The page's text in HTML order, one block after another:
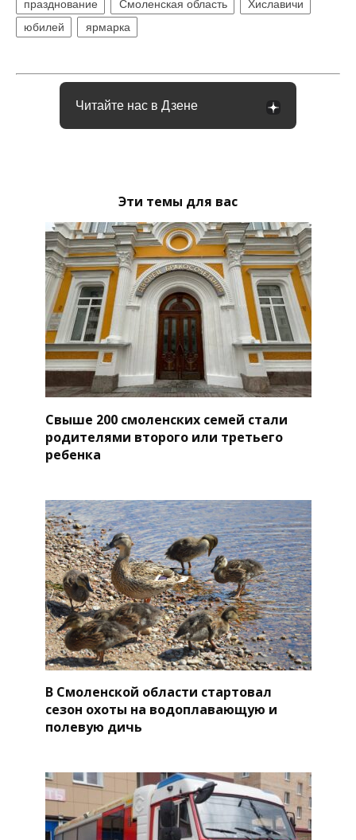
празднование Смоленская область
Хиславичи
юбилей
ярмарка
Читайте нас в Дзене
Эти темы для вас
Свыше 200 смоленских семей стали
родителями второго или третьего
ребенка
В Смоленской области стартовал
сезон охоты на водоплавающую и
полевую дичь